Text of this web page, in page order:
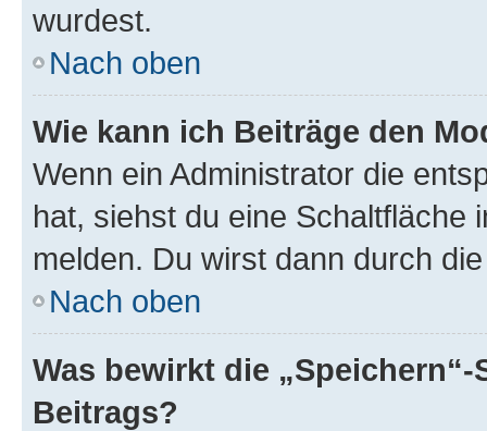
wurdest.
Nach oben
Wie kann ich Beiträge den
Wenn ein Administrator die
hat, siehst du eine Schaltfläche
melden. Du wirst dann durch
Nach oben
Was bewirkt die
Beitrags?